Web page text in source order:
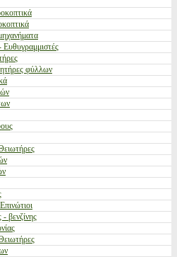
Ευθυγραμμιστές
φύλλων
βενζίνης